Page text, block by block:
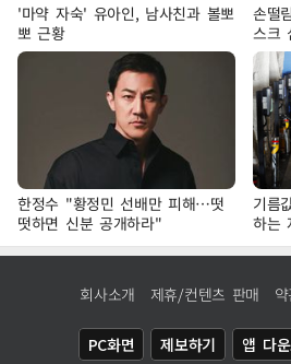
'마약 자숙' 유아인, 남사친과 볼뽀
뽀 근황
손떨
스크
한정수 "황정민 선배만 피해…떳
떳하면 신분 공개하라"
기름
하는
회사소개 제휴/컨텐츠 판매
PC화면 제보하기 앱 다